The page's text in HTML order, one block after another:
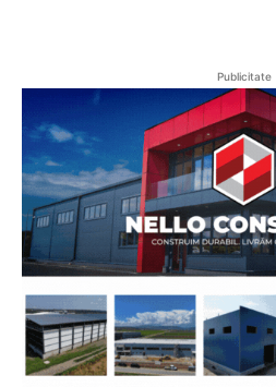
Publicitate